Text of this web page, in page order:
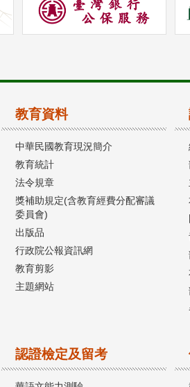
教育資料
中華民國教育現況簡介
教育統計
法令規章
獎補助規定(含教育經費分配審議
委員會)
出版品
行政院公報資訊網
教育剪影
主題網站
認證檢定及留考